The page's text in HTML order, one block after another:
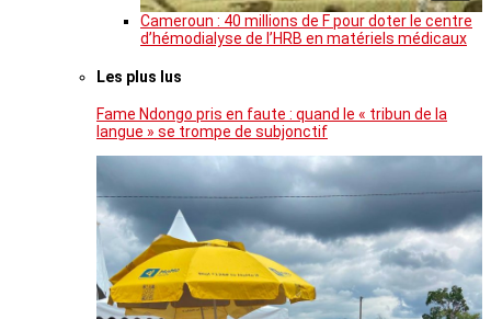
Cameroun : 40 millions de F pour doter le centre
d’hémodialyse de l’HRB en matériels médicaux
Les plus lus
Fame Ndongo pris en faute : quand le « tribun de la
langue » se trompe de subjonctif